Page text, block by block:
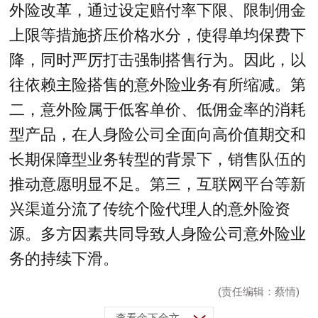
外险改革，通过设定赔付率下限、限制佣金
上限等措施挤压价格水分，使得单均保费下
降，同时严厉打击强制搭售行为。因此，以
往依赖主险搭售的意外险业务有所缩减。第
二，意外险属于低客单价、低佣金率的消耗
型产品，在人身险公司全面向高价值期交和
长期保障型业务转型的背景下，销售队伍的
推动意愿明显不足。第三，互联网平台等新
兴渠道分流了传统个险代理人的意外险资
源。多方因素共同导致人身险公司意外险业
务的持续下滑。
(责任编辑：蔡情)